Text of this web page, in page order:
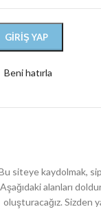
GIRIŞ YAP
Beni hatırla
siteye kaydolmak,
Aşağıdaki alanları
oluşturacağız. Sizden